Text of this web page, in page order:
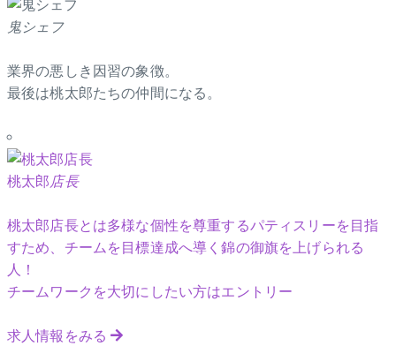
鬼シェフ
業界の悪しき因習の象徴。
最後は桃太郎たちの仲間になる。
桃太郎店長
桃太郎店長とは多様な個性を尊重するパティスリーを目指
すため、チームを目標達成へ導く錦の御旗を上げられる
人！
チームワークを大切にしたい方はエントリー
求人情報をみる